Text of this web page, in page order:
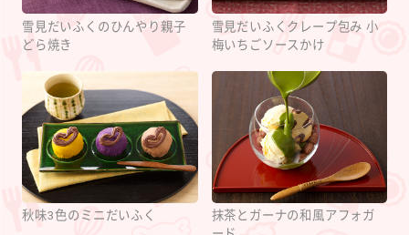
雪見だいふくのひんやり親子
どら焼き
雪見だいふくクレープ包み 小
梅いちごソースかけ
秋味3色のミニだいふく
抹茶とガーナの和風アフォガ